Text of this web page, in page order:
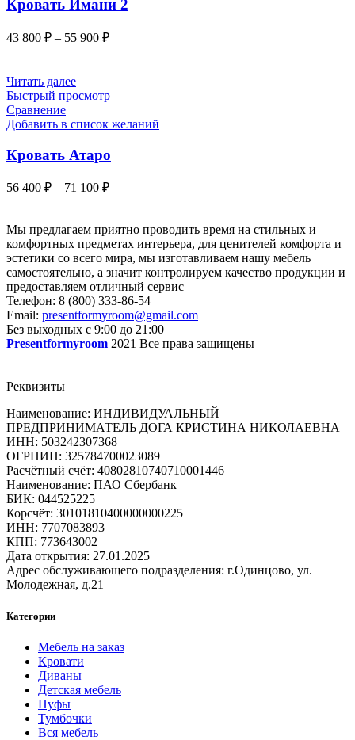
выбрать
на
Кровать Имани 2
43 800 ₽ – 55 900 ₽Диапазон
–
900 ₽
Читать далееЭтот
товар
несколько
Опции
можно
выбрать
на
Быстрый просмотр
Сравнение
Добавить в список желаний
Кровать Атаро
56 400 ₽ – 71 100 ₽Диапазон
400 ₽
–
71
100 ₽
Мы предлагаем приятно проводить время на стильных и
комфортных предметах интерьера, для ценителей комфорта и
эстетики со всего мира, мы изготавливаем нашу мебель
самостоятельно, а значит контролируем качество продукции и
предоставляем отличный сервис
Телефон: 8 (800) 333-86-54
Email: presentformyroom@gmail.com
Без выходных с 9:00 до 21:00
Presentformyroom 2021 Все права защищены
Реквизиты
Наименование: ИНДИВИДУАЛЬНЫЙ
ПРЕДПРИНИМАТЕЛЬ ДОГА КРИСТИНА НИКОЛАЕВНА
ИНН: 503242307368
ОГРНИП: 325784700023089
Расчётный счёт: 40802810740710001446
Наименование: ПАО Сбербанк
БИК: 044525225
Корсчёт: 30101810400000000225
ИНН: 7707083893
КПП: 773643002
Дата открытия: 27.01.2025
Адрес обслуживающего подразделения: г.Одинцово, ул.
Молодежная, д.21
Категории
Мебель на заказ
Кровати
Диваны
Детская мебель
Пуфы
Тумбочки
Вся мебель